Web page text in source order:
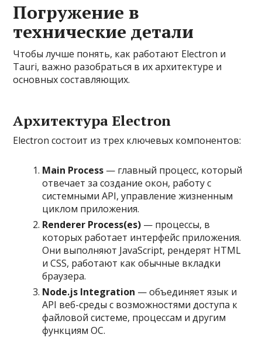
Погружение в
технические детали
Чтобы лучше понять, как работают Electron и
Tauri, важно разобраться в их архитектуре и
основных составляющих.
Архитектура Electron
Electron состоит из трех ключевых компонентов:
Main Process — главный процесс, который
отвечает за создание окон, работу с
системными API, управление жизненным
циклом приложения.
Renderer Process(es) — процессы, в
которых работает интерфейс приложения.
Они выполняют JavaScript, рендерят HTML
и CSS, работают как обычные вкладки
браузера.
Node.js Integration — объединяет язык и
API веб-среды с возможностями доступа к
файловой системе, процессам и другим
функциям ОС.